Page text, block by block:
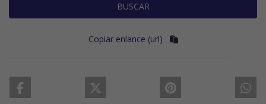
BUSCAR
Copiar enlance (url)